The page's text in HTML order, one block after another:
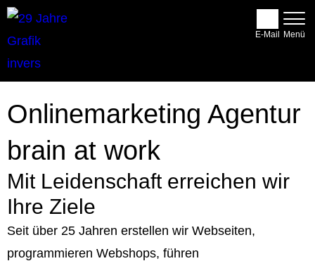
Onlinemarketing Agentur
brain at work
Mit Leidenschaft erreichen wir
Ihre Ziele
Seit über 25 Jahren erstellen wir Webseiten,
programmieren Webshops, führen